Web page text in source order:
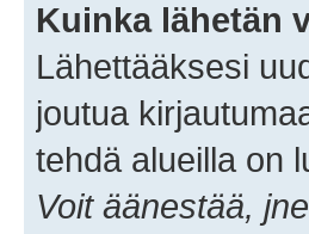
Kuinka lähetän
Lähettääksesi
joutua
tehdä alueilla on
Voit äänestää,